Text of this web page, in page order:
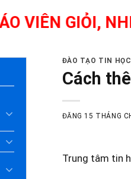
NHIỀU
ĐÀO TẠO TIN
Cách
ĐĂNG 15 THÁNG
Trung tâm tin